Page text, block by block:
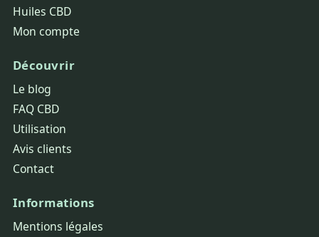
Huiles CBD
Mon compte
Découvrir
Le blog
FAQ CBD
Utilisation
Avis clients
Contact
Informations
Mentions légales